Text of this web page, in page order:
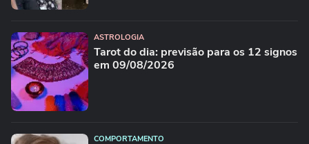
ASTROLOGIA
Tarot do dia: previsão para os 12 signos
em 09/08/2026
COMPORTAMENTO